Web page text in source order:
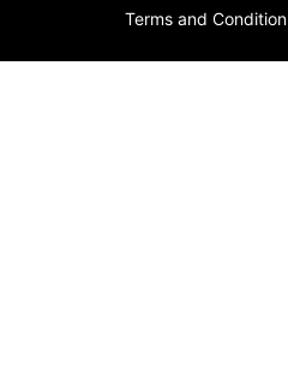
Terms and Condition